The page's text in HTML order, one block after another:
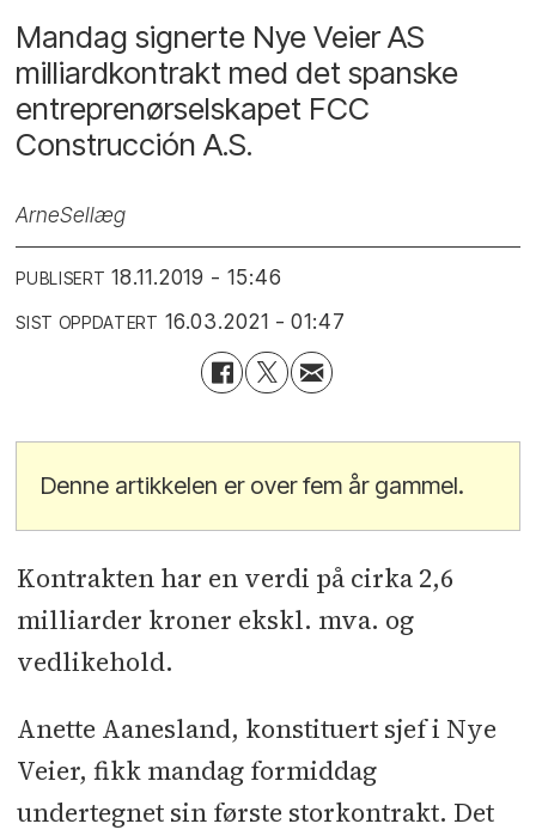
Mandag signerte Nye Veier AS
milliardkontrakt med det spanske
entreprenørselskapet FCC
Construcción A.S.
ArneSellæg
PUBLISERT 18.11.2019 - 15:46
SIST OPPDATERT 16.03.2021 - 01:47
Denne artikkelen er over fem år gammel.
Kontrakten har en verdi på cirka 2,6
milliarder kroner ekskl. mva. og
vedlikehold.
Anette Aanesland, konstituert sjef i Nye
Veier, fikk mandag formiddag
undertegnet sin første storkontrakt. Det